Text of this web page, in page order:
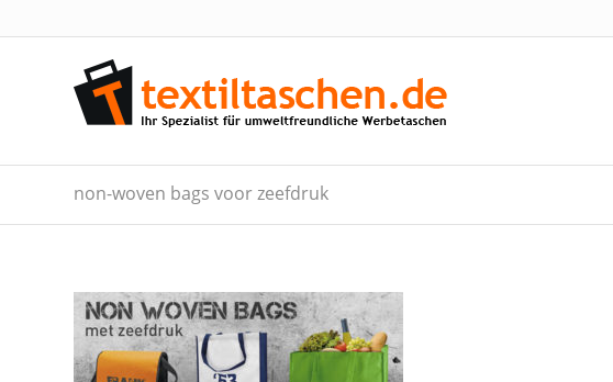
non-woven bags voor zeefdruk